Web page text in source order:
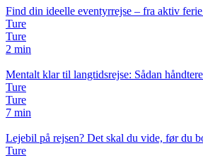
Find din ideelle eventyrrejse – fra aktiv
Ture
Ture
2 min
Mentalt klar til langtidsrejse: Sådan
Ture
Ture
7 min
Lejebil på rejsen? Det skal du vide, før du
Ture